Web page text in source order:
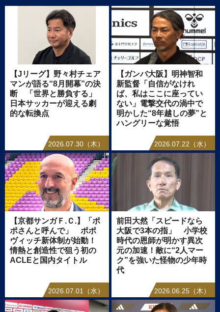
【Jリーグ】野々村チェア
マンが語る“8月開幕”の決
断 「世界と勝負する」
日本サッカーが迎える劇
的な転換点
2026.07.30（木）
【ガンバ大阪】明神智和
新監督「自信がなけれ
ば、私はここに座ってい
ない」電撃交代の渦中で
明かした“8年越しの夢”と
ハングリーな覚悟
2026.07.22（水）
【京都サンガＦ.Ｃ.】「ポ
ポさんと呼んで」 ポポ
ヴィッチ新体制が始動！
情熱と創造性で狙う初の
ACLEと国内タイトル
2026.07.01（水）
前田大然「スピードなら
大阪で3本の指」 小学校
時代の恩師が明かす異次
元の加速！敵に“2人マー
ク”を強いた怪物の少年時
代
2026.06.25（木）